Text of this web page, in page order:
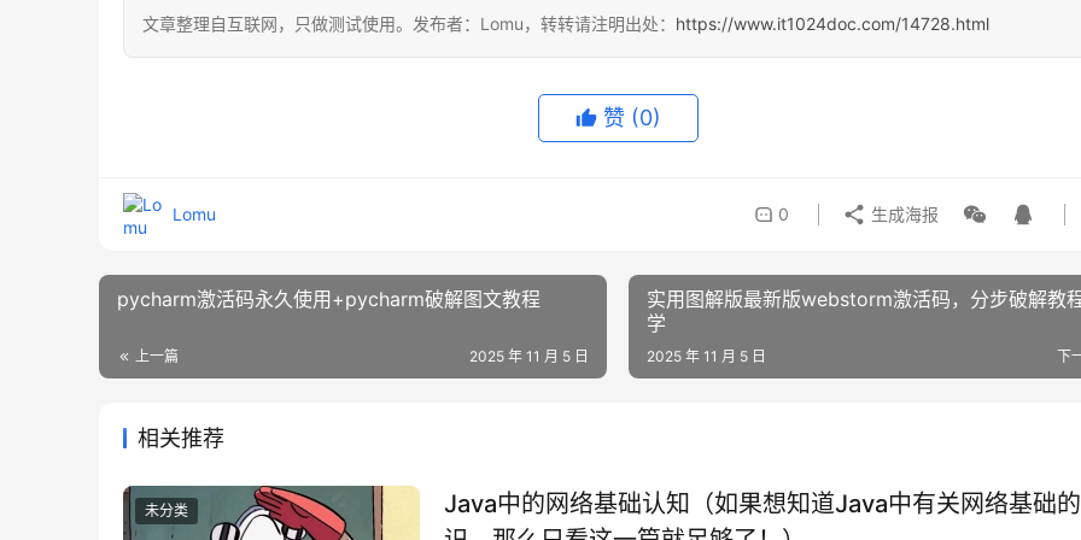
文章整理自互联网，只做测试使用。发布者：Lomu，转转请注明出处： https://www.it1024doc.com/14728.html
赞 (0)
Lomu 0 生成海报
pycharm激活码永久使用+pycharm破解图文教程
上一篇 2025 年 11 月 5 日
实用图解版最新版webstorm激活码，分步破解教
学
下
2025 年 11 月 5 日
相关推荐
未分类
Java中的网络基础认知（如果想知道Java中有关网络基础